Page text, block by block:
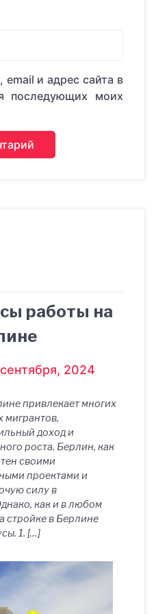
и адрес сайта в
последующих моих
работы на
2024
привлекает многих
мигрантов,
доход и
роста. Берлин, как
своими
проектами и
силу в
как и в любом
стройке в Берлине
1. […]